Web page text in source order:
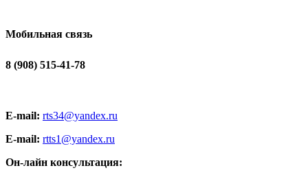
Мобильная связь
8 (908) 515-41-78
E-mail: rts34@yandex.ru
E-mail: rtts1@yandex.ru
Он-лайн консультация: